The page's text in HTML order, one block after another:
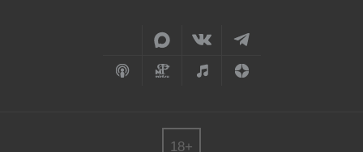
18+